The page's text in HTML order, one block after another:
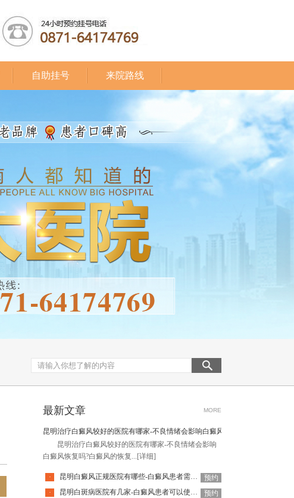
自助挂号 来院路线
最新文章 MORE
昆明治疗白癜风较好的医院有哪家-不良情绪会影响白癜风恢复吗
昆明治疗白癜风较好的医院有哪家-不良情绪会影响
白癜风恢复吗?白癜风的恢复... [详细]
· 昆明白癜风正规医院有哪些-白癜风患者需要特殊忌口吗
预约
·
昆明白斑病医院有几家-白癜风患者可以使用护肤品吗
预约